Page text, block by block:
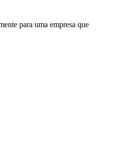
para uma empresa que